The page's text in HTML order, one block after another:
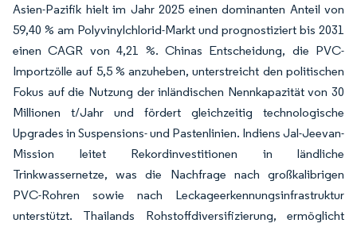
Asien-Pazifik hielt im Jahr 2025 einen dominanten Anteil von
59,40 % am Polyvinylchlorid-Markt und prognostiziert bis 2031
einen CAGR von 4,21 %. Chinas Entscheidung, die PVC-
Importzölle auf 5,5 % anzuheben, unterstreicht den politischen
Fokus auf die Nutzung der inländischen Nennkapazität von 30
Millionen t/Jahr und fördert gleichzeitig technologische
Upgrades in Suspensions- und Pastenlinien. Indiens Jal-Jeevan-
Mission leitet Rekordinvestitionen in ländliche
Trinkwassernetze, was die Nachfrage nach großkalibrigen
PVC-Rohren sowie nach Leckageerkennungsinfrastruktur
unterstützt. Thailands Rohstoffdiversifizierung, ermöglicht